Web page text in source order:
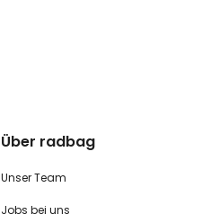
Über radbag
Unser Team
Jobs bei uns